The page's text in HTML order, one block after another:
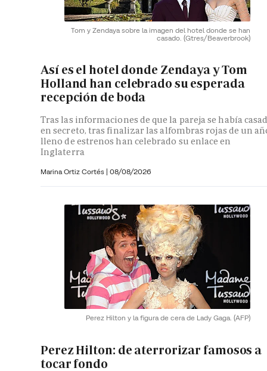
Tom y Zendaya sobre la imagen del hotel donde se han
casado. (Gtres/Beaverbrook)
Así es el hotel donde Zendaya y Tom
Holland han celebrado su esperada
recepción de boda
Tras las informaciones de que la pareja se había
en secreto, tras finalizar las alfombras rojas de un
lleno de estrenos han celebrado su enlace en
Inglaterra
Marina Ortiz Cortés | 08/08/2026
Perez Hilton y la figura de cera de Lady Gaga. (AFP)
Perez Hilton: de aterrorizar famosos a
tocar fondo